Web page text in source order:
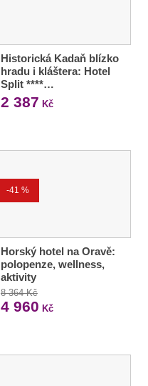
Historická Kadaň blízko
hradu i kláštera: Hotel
Split ****…
2 387 Kč
-41 %
Horský hotel na Oravě:
polopenze, wellness,
aktivity
8 364 Kč
4 960 Kč